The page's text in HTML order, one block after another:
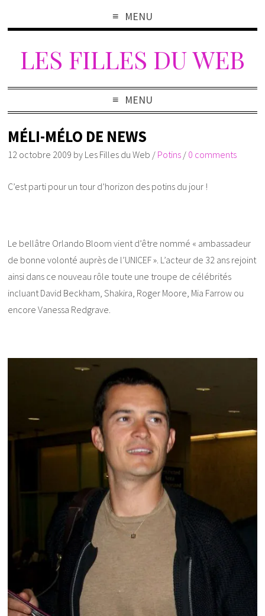
MENU
LES FILLES DU WEB
MENU
MÉLI-MÉLO DE NEWS
12 octobre 2009 by Les Filles du Web / Potins / 0 comments
C’est parti pour un tour d’horizon des potins du jour !
Le bellâtre Orlando Bloom vient d’être nommé « ambassadeur
de bonne volonté auprès de l’UNICEF ». L’acteur de 32 ans rejoint
ainsi dans ce nouveau rôle toute une troupe de célébrités
incluant David Beckham, Shakira, Roger Moore, Mia Farrow ou
encore Vanessa Redgrave.